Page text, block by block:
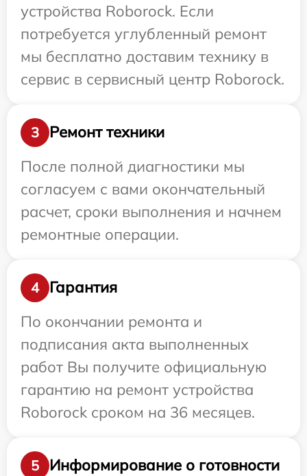
устройства Roborock. Если
потребуется углубленный ремонт
мы бесплатно доставим технику в
сервис в сервисный центр Roborock.
3
Ремонт техники
После полной диагностики мы
согласуем с вами окончательный
расчет, сроки выполнения и начнем
ремонтные операции.
4
Гарантия
По окончании ремонта и
подписания акта выполненных
работ Вы получите официальную
гарантию на ремонт устройства
Roborock сроком на 36 месяцев.
5
Информирование о готовности